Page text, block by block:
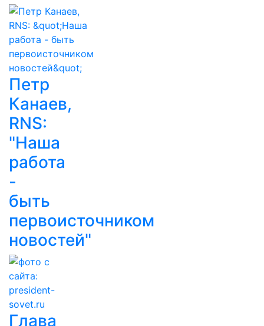
Петр
Канаев,
RNS:
"Наша
работа
-
быть
первоисточником
новостей"
Глава